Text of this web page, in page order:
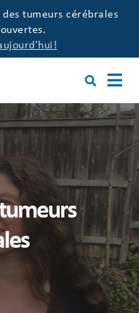
tumeurs cérébrales